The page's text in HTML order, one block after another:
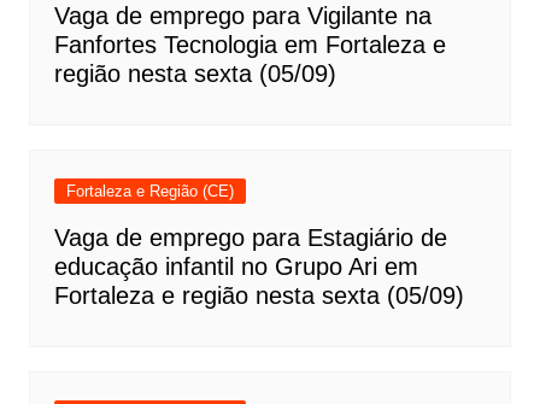
Vaga de emprego para Vigilante na
Fanfortes Tecnologia em Fortaleza e
região nesta sexta (05/09)
Fortaleza e Região (CE)
Vaga de emprego para Estagiário de
educação infantil no Grupo Ari em
Fortaleza e região nesta sexta (05/09)